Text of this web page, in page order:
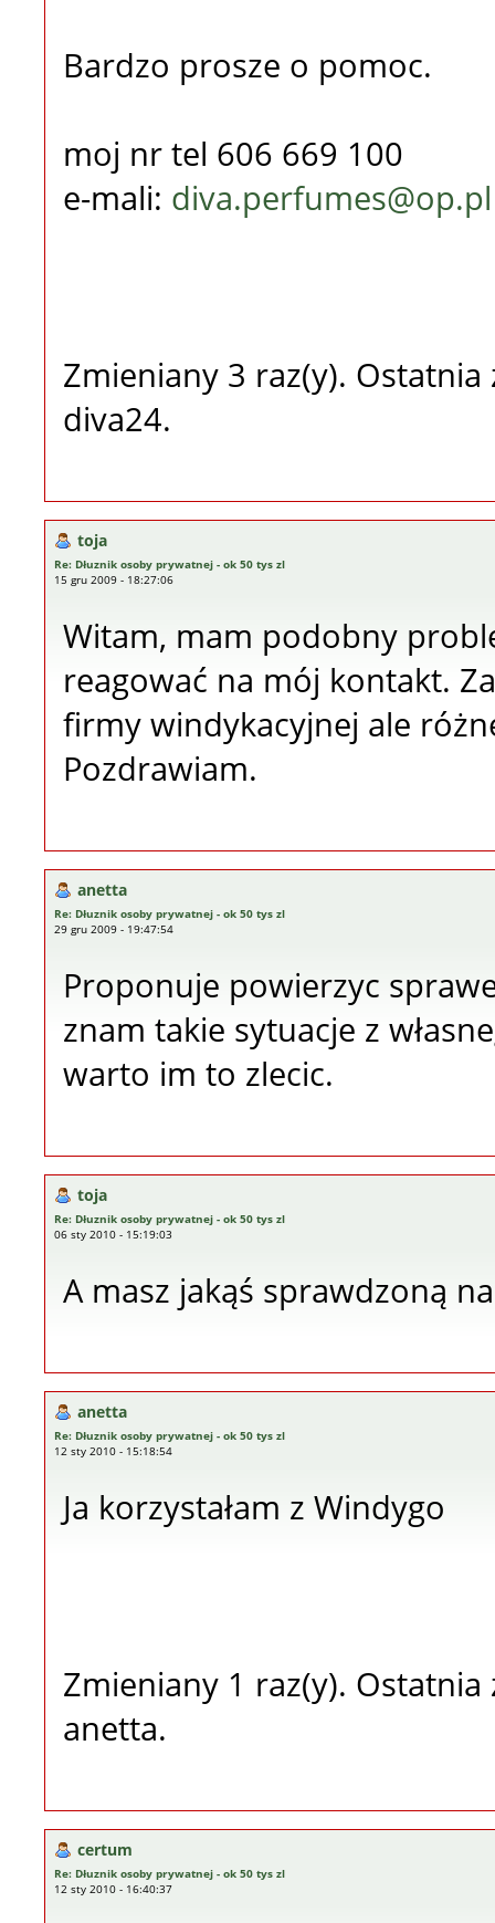
Bardzo prosze o pomoc.
moj nr tel 606 669 100
e-mali: diva.perfumes@op.pl
Zmieniany 3 raz(y).
diva24.
toja
Re: Dłuznik osoby prywatnej - ok 50 tys zl
15 gru 2009 - 18:27:06
Witam, mam podobny
reagować na mój kontakt.
firmy windykacyjnej ale
Pozdrawiam.
anetta
Re: Dłuznik osoby prywatnej - ok 50 tys zl
29 gru 2009 - 19:47:54
Proponuje powierzyc
znam takie sytuacje z
warto im to zlecic.
toja
Re: Dłuznik osoby prywatnej - ok 50 tys zl
06 sty 2010 - 15:19:03
A masz jakąś sprawdzoną
anetta
Re: Dłuznik osoby prywatnej - ok 50 tys zl
12 sty 2010 - 15:18:54
Ja korzystałam z Windygo
Zmieniany 1 raz(y).
anetta.
certum
Re: Dłuznik osoby prywatnej - ok 50 tys zl
12 sty 2010 - 16:40:37